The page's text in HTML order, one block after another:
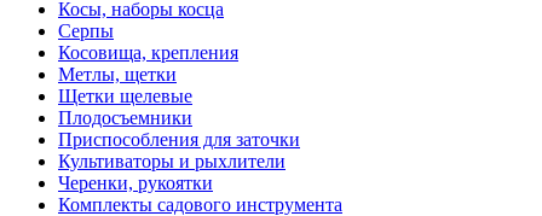
Косы, наборы косца
Серпы
Косовища, крепления
Метлы, щетки
Щетки щелевые
Плодосъемники
Приспособления для заточки
Культиваторы и рыхлители
Черенки, рукоятки
Комплекты садового инструмента